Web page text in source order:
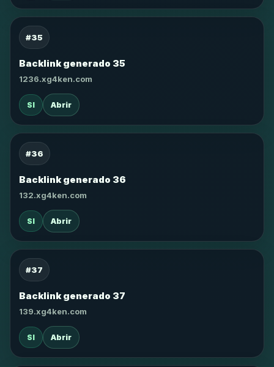
#35
Backlink generado 35
1236.xg4ken.com
SI Abrir
#36
Backlink generado 36
132.xg4ken.com
SI Abrir
#37
Backlink generado 37
139.xg4ken.com
SI Abrir